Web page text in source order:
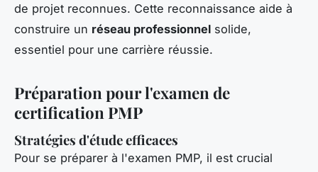
de projet reconnues. Cette reconnaissance aide à
construire un réseau professionnel solide,
essentiel pour une carrière réussie.
Préparation pour l'examen de
certification PMP
Stratégies d'étude efficaces
Pour se préparer à l'examen PMP, il est crucial